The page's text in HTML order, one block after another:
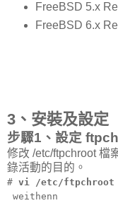
FreeBSD 5.x
FreeBSD 6.x
3、安裝及設定
步驟1、設定
修改 /etc/ftpchroot 檔
錄活動的目的。
# vi /etc/ftpchroot
weithenn //